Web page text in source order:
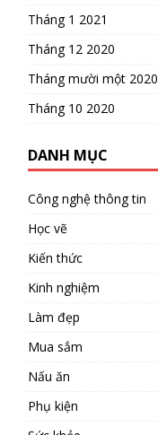
Tháng 1 2021
Tháng 12 2020
Tháng mười một 2020
Tháng 10 2020
DANH MỤC
Công nghệ thông tin
Học vẽ
Kiến thức
Kinh nghiệm
Làm đẹp
Mua sắm
Nấu ăn
Phụ kiện